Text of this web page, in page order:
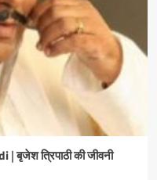
त्रिपाठी की जीवनी